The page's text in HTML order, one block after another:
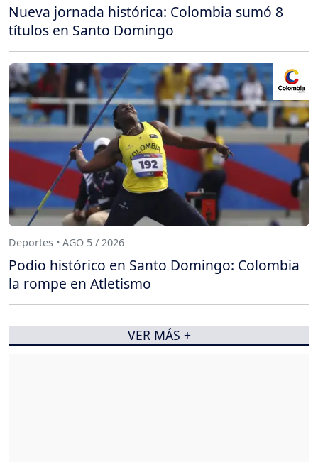
Nueva jornada histórica: Colombia sumó 8
títulos en Santo Domingo
Deportes • AGO 5 / 2026
Podio histórico en Santo Domingo: Colombia
la rompe en Atletismo
VER MÁS +